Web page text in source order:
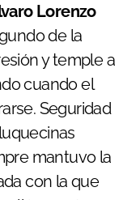
Lorenzo
de la
y temple a
cuando el
Seguridad
mantuvo la
con la que